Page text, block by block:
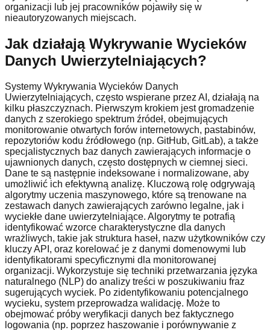
organizacji lub jej pracowników pojawiły się w
nieautoryzowanych miejscach.
Jak działają Wykrywanie Wycieków
Danych Uwierzytelniających?
Systemy Wykrywania Wycieków Danych
Uwierzytelniających, często wspierane przez AI, działają na
kilku płaszczyznach. Pierwszym krokiem jest gromadzenie
danych z szerokiego spektrum źródeł, obejmujących
monitorowanie otwartych forów internetowych, pastabinów,
repozytoriów kodu źródłowego (np. GitHub, GitLab), a także
specjalistycznych baz danych zawierających informacje o
ujawnionych danych, często dostępnych w ciemnej sieci.
Dane te są następnie indeksowane i normalizowane, aby
umożliwić ich efektywną analizę. Kluczową rolę odgrywają
algorytmy uczenia maszynowego, które są trenowane na
zestawach danych zawierających zarówno legalne, jak i
wyciekłe dane uwierzytelniające. Algorytmy te potrafią
identyfikować wzorce charakterystyczne dla danych
wrażliwych, takie jak struktura haseł, nazw użytkowników czy
kluczy API, oraz korelować je z danymi domenowymi lub
identyfikatorami specyficznymi dla monitorowanej
organizacji. Wykorzystuje się techniki przetwarzania języka
naturalnego (NLP) do analizy treści w poszukiwaniu fraz
sugerujących wyciek. Po zidentyfikowaniu potencjalnego
wycieku, system przeprowadza walidację. Może to
obejmować próby weryfikacji danych bez faktycznego
logowania (np. poprzez haszowanie i porównywanie z